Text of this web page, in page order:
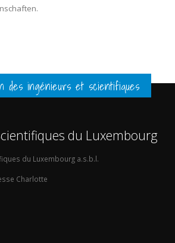
des ingénieurs et scientifiques
du Luxembourg
du Luxembourg a.s.b.l.
Charlotte